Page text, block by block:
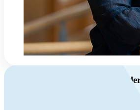
Har du frågor om ventilation